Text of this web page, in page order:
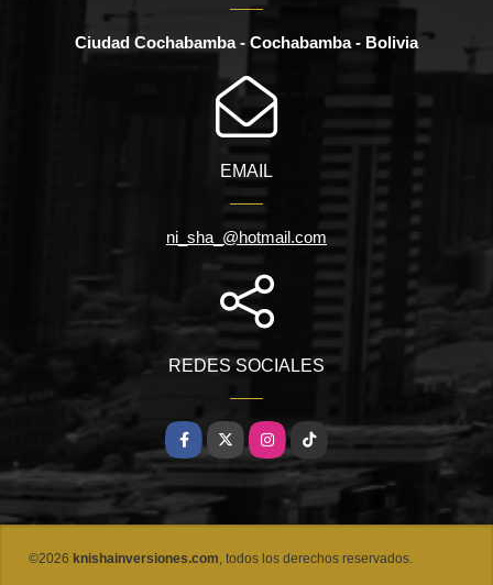
Ciudad Cochabamba - Cochabamba - Bolivia
EMAIL
ni_sha_@hotmail.com
REDES SOCIALES
Facebook
X InstagramTikTok
©2026 knishainversiones.com, todos los derechos reservados.